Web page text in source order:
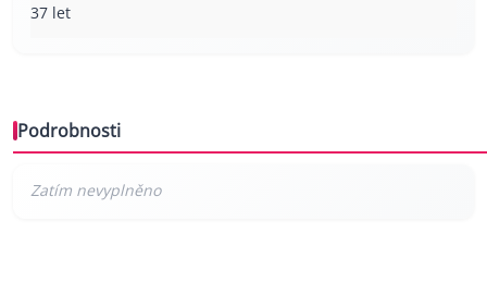
37 let
Podrobnosti